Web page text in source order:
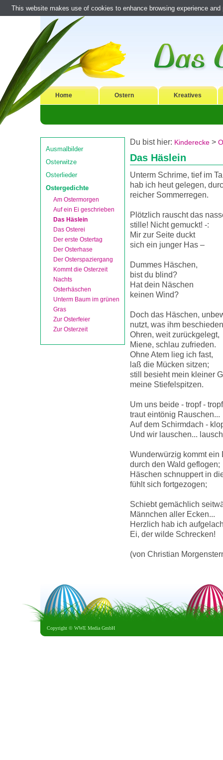
Home Ostern Kreatives
Ausmalbilder
Osterwitze
Osterlieder
Ostergedichte
Am Ostermorgen
Auf ein Ei geschrieben
Das Häslein
Das Osterei
Der erste Ostertag
Der Osterhase
Der Osterspaziergang
Kommt die Osterzeit
Nachts
Osterhäschen
Unterm Baum im grünen
Gras
Zur Osterfeier
Zur Osterzeit
Du bist hier: Kinderecke >
Das Häslein
Unterm Schrime, tief im
hab ich heut gelegen,
reicher Sommerregen.
Plötzlich rauscht das
stille! Nicht gemuckt! -:
Mir zur Seite duckt
sich ein junger Has –
Dummes Häschen,
bist du blind?
Hat dein Näschen
keinen Wind?
Doch das Häschen,
nutzt, was ihm
Ohren, weit zurückgelegt,
Miene, schlau zufrieden.
Ohne Atem lieg ich fast,
laß die Mücken sitzen;
still besieht mein kleiner
meine Stiefelspitzen.
Um uns beide - tropf -
traut eintönig Rauschen...
Auf dem Schirmdach -
Und wir lauschen...
Wunderwürzig kommt ein
durch den Wald geflogen;
Häschen schnuppert in
fühlt sich fortgezogen;
Schiebt gemächlich
Männchen aller Ecken...
Herzlich hab ich
Ei, der wilde Schrecken!
(von Christian
Copyright © WWE Media GmbH
This website makes use of cookies to enhance browsing experience